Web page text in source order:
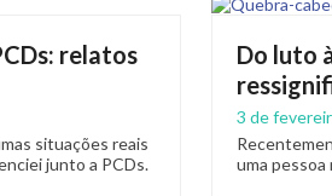
relatos
situações reais
junto a PCDs.
Do luto
3 de
uma